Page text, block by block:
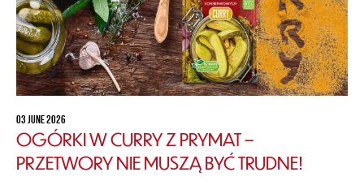
03 JUNE 2026
OGÓRKI W CURRY Z PRYMAT –
PRZETWORY NIE MUSZĄ BYĆ TRUDNE!